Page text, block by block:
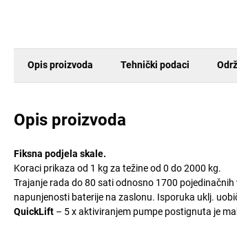
Opis proizvoda Tehnički podaci
Opis proizvoda
Fiksna podjela skale.
Koraci prikaza od 1 kg za težine od 0 do 2000 kg.
Trajanje rada do 80 sati odnosno 1700
napunjenosti baterije na zaslonu. Isporuka uklj.
QuickLift – 5 x aktiviranjem pumpe postignuta je